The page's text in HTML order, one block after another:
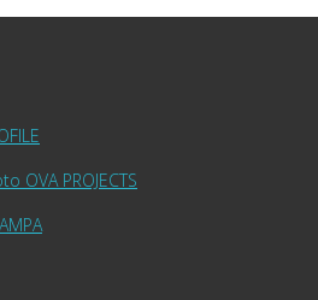
OVA PROJECTS